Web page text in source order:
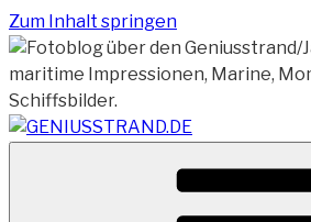
Zum Inhalt springen
Vom Geniusstrand zum
Terminal Wilhelmshaven